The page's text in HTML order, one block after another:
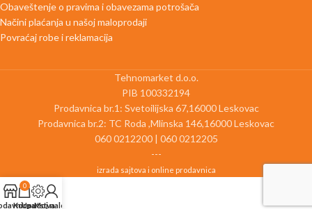
Obaveštenje o pravima i obavezama potrošača
Načini plaćanja u našoj maloprodaji
Povraćaj robe i reklamacija
Tehnomarket d.o.o.
PIB 100332194
Prodavnica br.1: Svetoilijska 67,16000 Leskovac
Prodavnica br.2: TC Roda ,Mlinska 146,16000 Leskovac
060 0212200 | 060 0212205
---
izrada sajtova i online prodavnica
0
Korpa
Uputstva
Moj nalog